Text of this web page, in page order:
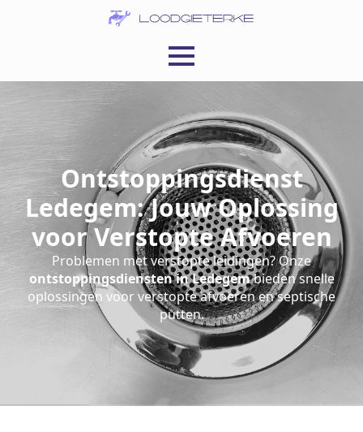
Ontstoppingsdienst
Ledegem: Jouw Oplossing
voor Verstopte Afvoeren
Problemen met verstopte leidingen? Onze
ontstoppingsdiensten in Ledegembieden snelle
oplossingen voor verstopte afvoeren en septische
putten.